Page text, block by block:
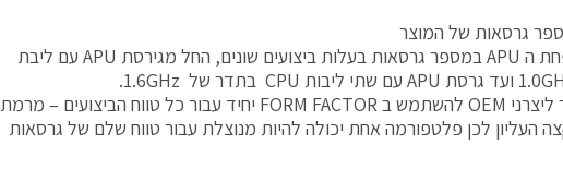
גרסאות של המוצר
AMD משיקה את משפחת ה APU במספר גרסאות בעלות ביצועים שונים, החל מגירסת APU עם ליבת
שימוש ב-APU מאפשר ליצרני OEM להשתמש ב FORM FACTOR יחיד עבור כל טווח הביצועים – מרמת
העליון לכן פלטפורמה אחת יכולה להיות מנוצלת עבור טווח שלם של גרסאות